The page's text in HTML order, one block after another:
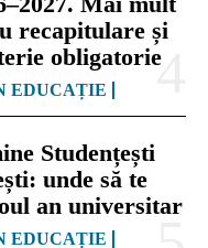
recapitulare și
obligatorie
EDUCAȚIE
Studențești
unde să te
an universitar
EDUCAȚIE